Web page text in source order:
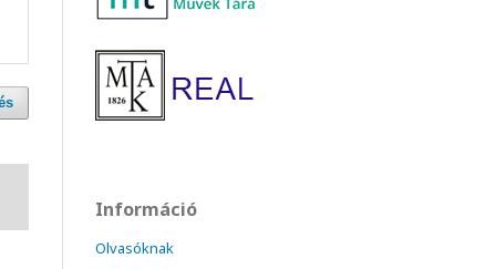
Információ
Olvasóknak